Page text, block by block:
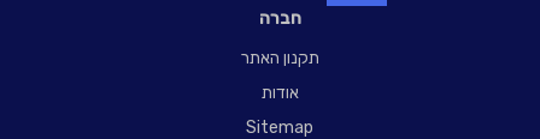
חברה
תקנון האתר
אודות
Sitemap